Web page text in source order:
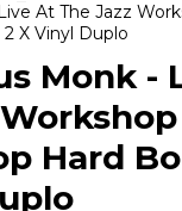
At The Jazz
X Vinyl Duplo
Monk -
Hard